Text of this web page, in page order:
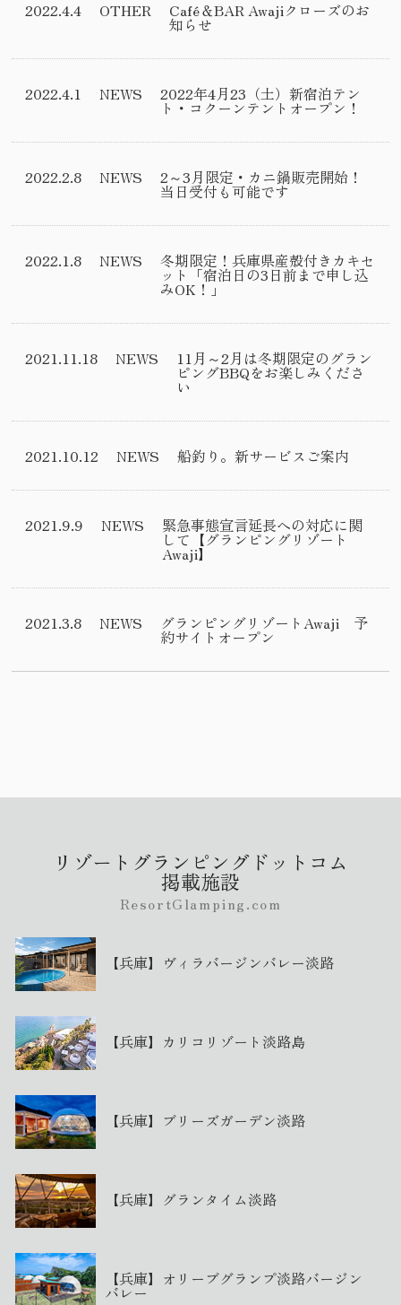
2022.4.4 OTHER Café＆BAR Awajiクローズのお
知らせ
2022.4.1 NEWS 2022年4月23（土）新宿泊テン
ト・コクーンテントオープン！
2022.2.8 NEWS 2～3月限定・カニ鍋販売開始！
当日受付も可能です
2022.1.8 NEWS 冬期限定！兵庫県産殻付きカキセ
ット「宿泊日の3日前まで申し込
みOK！」
2021.11.18 NEWS 11月～2月は冬期限定のグラン
ピングBBQをお楽しみくださ
い
2021.10.12 NEWS 船釣り。新サービスご案内
2021.9.9 NEWS 緊急事態宣言延長への対応に関
して【グランピングリゾート
Awaji】
2021.3.8 NEWS グランピングリゾートAwaji 予
約サイトオープン
リゾートグランピングドットコム
掲載施設
ResortGlamping.com
【兵庫】ヴィラバージンバレー淡路
【兵庫】カリコリゾート淡路島
【兵庫】ブリーズガーデン淡路
【兵庫】グランタイム淡路
【兵庫】オリーブグランプ淡路バージン
バレー